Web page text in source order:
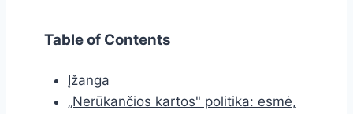
Table of Contents
Įžanga
„Nerūkančios kartos" politika: esmė,